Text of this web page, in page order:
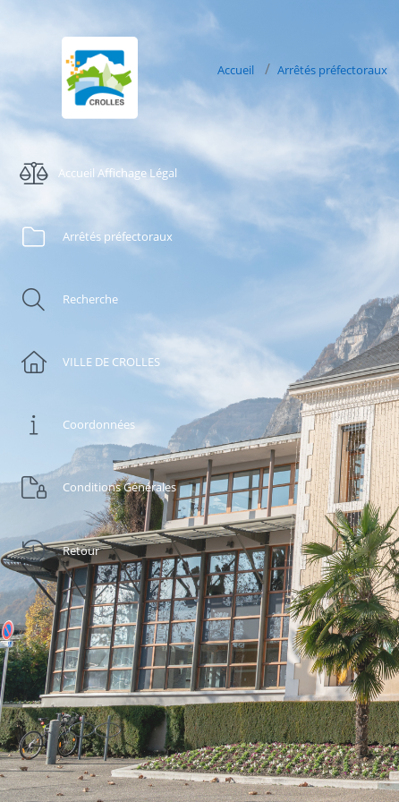
Accueil Affichage Légal
Arrêtés préfectoraux
Recherche
VILLE DE CROLLES
Coordonnées
Conditions Générales
Retour
Accueil
Arrêtés préfectoraux